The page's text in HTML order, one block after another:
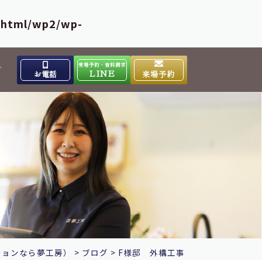
wp2/wp-
お電話
出雲高岡体感ギャラリー
0853-31-4133
9:00～17:00
水曜日
大田ショールーム
0854-86-8640
9:00～17:00
定休日 日曜日
来場予約・資料請求
LINE 来場予約
ンなら夢工房） > ブログ > F様邸 外構工事